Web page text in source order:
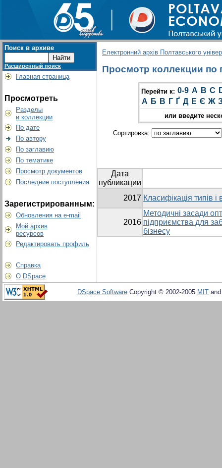
Поиск в архиве
Расширенный поиск
Главная страница
Просмотреть
Разделы
и коллекции
По дате
По автору
По заглавию
По тематике
Просмотр документов
Последние поступления
Зарегистрированным:
Обновления на e-mail
Мой архив
ресурсов
Редактировать профиль
Справка
О DSpace
Електронний архів Полтавського
Просмотр коллекции по
Перейти к: 0-9 A B C
А Б В Г Ґ Д Е Є Ж
или введите
Сортировка:
Дата
публикации
2017 Класифікація типів
2016
Методичні засади
підприємства для
бізнесу
DSpace Software Copyright © 2002-2005 MIT